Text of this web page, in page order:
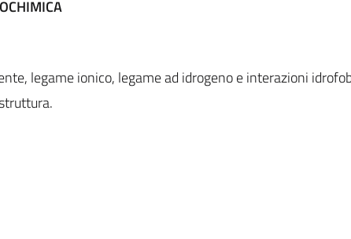
legame ionico, legame ad idrogeno e interazioni